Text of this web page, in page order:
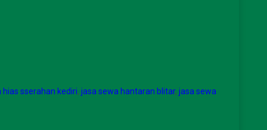
hias sserahan kediri, jasa sewa hantaran blitar, jasa sewa